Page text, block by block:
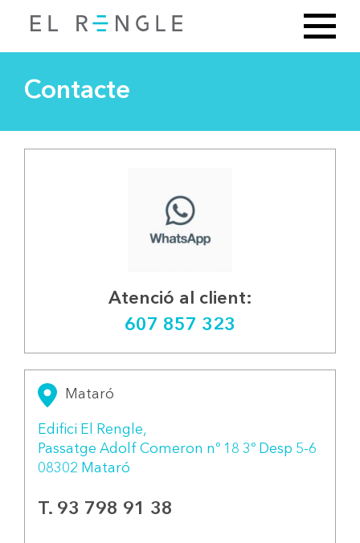
Contacte
Atenció al client:
607 857 323
Mataró
Ediﬁci El Rengle,
Passatge Adolf Comeron nº 18 3º Desp 5-6
08302 Mataró
T. 93 798 91 38